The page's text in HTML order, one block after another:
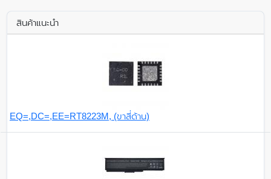
สินค้าแนะนำ
EQ=,DC=,EE=RT8223M, (ขาสี่ด้าน)